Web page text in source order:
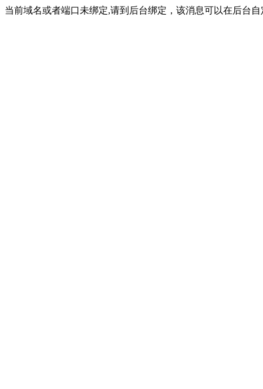
当前域名或者端口未绑定,请到后台绑定，该消息可以在后台自